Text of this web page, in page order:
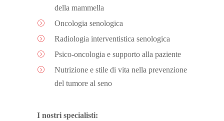
della mammella
Oncologia senologica
Radiologia interventistica senologica
Psico-oncologia e supporto alla paziente
Nutrizione e stile di vita nella prevenzione
del tumore al seno
I nostri specialisti: